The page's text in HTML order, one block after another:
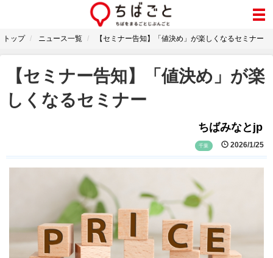
トップ ニュース一覧 【セミナー告知】「値決め」が楽しくなるセミナー
【セミナー告知】「値決め」が楽
しくなるセミナー
ちばみなとjp
千葉 2026/1/25